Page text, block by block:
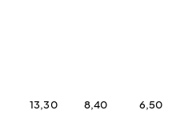
13,30 8,40 6,50